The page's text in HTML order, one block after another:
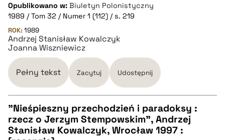
pobierz cytat
BIBTEX
pobierz cytat
Opublikowano w: Biuletyn Polonistyczny
1989 / Tom 32 / Numer 1 (112) / s. 219
ROK: 1989
Andrzej Stanisław Kowalczyk
Joanna Wiszniewicz
Pełny tekst Zacytuj Udostępnij
CZYSTY TEKST
"Nieśpieszny przechodzień i paradoksy :
rzecz o Jerzym Stempowskim", Andrzej
Stanisław Kowalczyk, Wrocław 1997 :